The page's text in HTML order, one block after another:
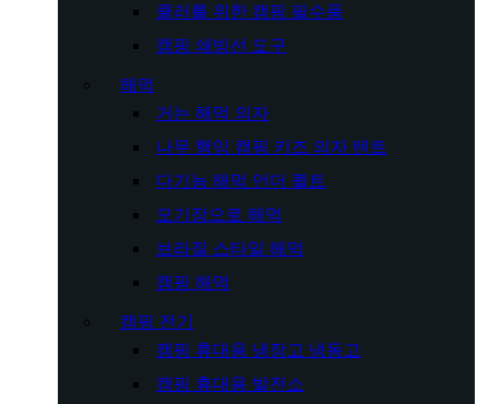
쿨러를 위한 캠핑 필수품
캠핑 쇄빙선 도구
해먹
거는 해먹 의자
나무 행잉 캠핑 키즈 의자 텐트
다기능 해먹 언더 퀼트
모기장으로 해먹
브라질 스타일 해먹
캠핑 해먹
캠핑 전기
캠핑 휴대용 냉장고 냉동고
캠핑 휴대용 발전소